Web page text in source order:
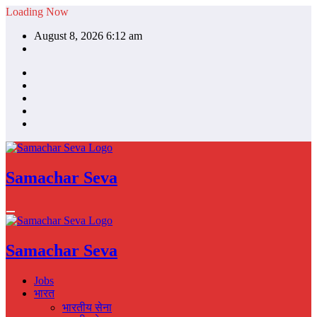
Skip
content
Loading Now
August 8, 2026 6:12 am
Samachar Seva
Samachar Seva
Jobs
भारत
भारतीय सेना